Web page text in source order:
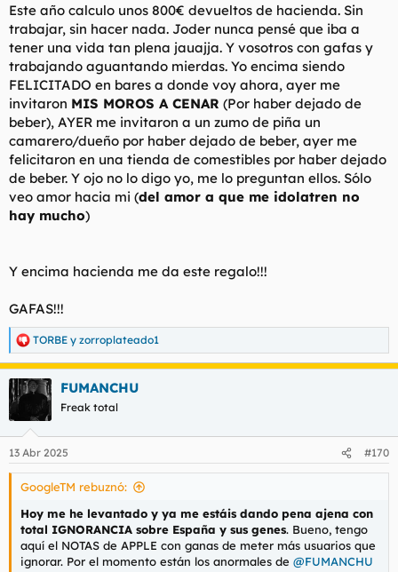
Este año calculo unos 800€ devueltos de hacienda. Sin
trabajar, sin hacer nada. Joder nunca pensé que iba a
tener una vida tan plena jauajja. Y vosotros con gafas y
trabajando aguantando mierdas. Yo encima siendo
FELICITADO en bares a donde voy ahora, ayer me
invitaron MIS MOROS A CENAR (Por haber dejado de
beber), AYER me invitaron a un zumo de piña un
camarero/dueño por haber dejado de beber, ayer me
felicitaron en una tienda de comestibles por haber dejado
de beber. Y ojo no lo digo yo, me lo preguntan ellos. Sólo
veo amor hacia mi (del amor a que me idolatren no
hay mucho)
Y encima hacienda me da este regalo!!!
GAFAS!!!
R
e
a
c
c
e
s
TORBE y zorroplateado1
FUMANCHU
Freak total
13 Abr 2025 #170
GoogleTM rebuznó:
Hoy me he levantado y ya me estáis dando pena ajena con
total IGNORANCIA sobre España y sus genes. Bueno, tengo
aquí el NOTAS de APPLE con ganas de meter más usuarios que
ignorar. Por el momento están los anormales de @FUMANCHU